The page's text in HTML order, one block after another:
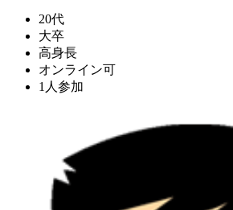
20代
大卒
高身長
オンライン可
1人参加